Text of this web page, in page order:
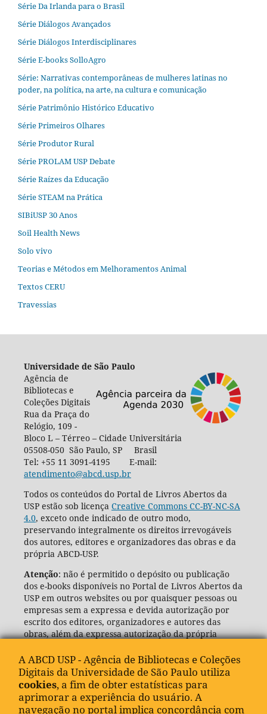
Série Da Irlanda para o Brasil
Série Diálogos Avançados
Série Diálogos Interdisciplinares
Série E-books SolloAgro
Série: Narrativas contemporâneas de mulheres latinas no
poder, na política, na arte, na cultura e comunicação
Série Patrimônio Histórico Educativo
Série Primeiros Olhares
Série Produtor Rural
Série PROLAM USP Debate
Série Raízes da Educação
Série STEAM na Prática
SIBiUSP 30 Anos
Soil Health News
Solo vivo
Teorias e Métodos em Melhoramentos Animal
Textos CERU
Travessias
Universidade de São Paulo
Agência de
Bibliotecas e
Coleções Digitais
Rua da Praça do
Relógio, 109 -
Bloco L – Térreo – Cidade Universitária
05508-050 São Paulo, SP Brasil
Tel: +55 11 3091-4195 E-mail:
atendimento@abcd.usp.br
Todos os conteúdos do Portal de Livros Abertos da
USP estão sob licença Creative Commons CC-BY-NC-SA
4.0, exceto onde indicado de outro modo,
preservando integralmente os direitos irrevogáveis
dos autores, editores e organizadores das obras e da
própria ABCD-USP.
Atenção: não é permitido o depósito ou publicação
dos e-books disponíveis no Portal de Livros Abertos da
USP em outros websites ou por quaisquer pessoas ou
empresas sem a expressa e devida autorização por
escrito dos editores, organizadores e autores das
obras, além da expressa autorização da própria
(ABCD-USP).
A ABCD USP - Agência de Bibliotecas e Coleções
Digitais da Universidade de São Paulo utiliza
cookies, a fim de obter estatísticas para
aprimorar a experiência do usuário. A
navegação no portal implica concordância com